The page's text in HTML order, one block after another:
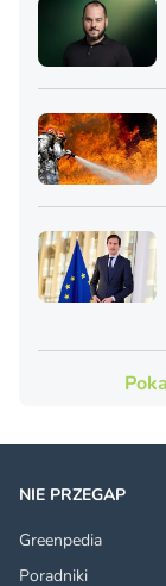
NIE PRZEGAP
Greenpedia
Poradniki